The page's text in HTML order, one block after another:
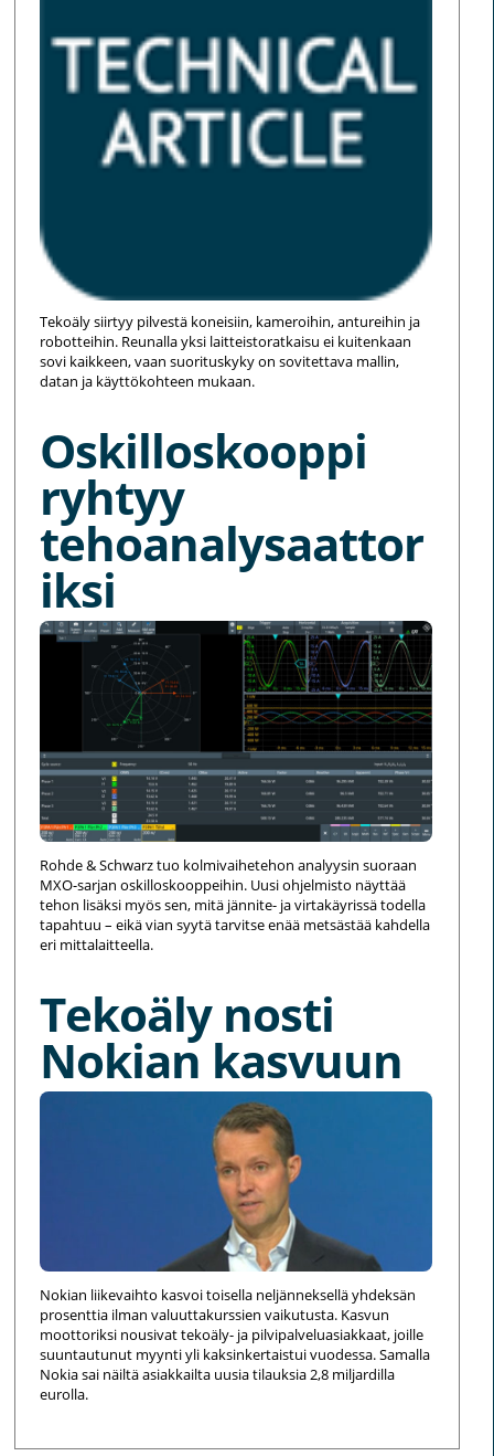
Tekoäly siirtyy pilvestä koneisiin, kameroihin, antureihin ja
robotteihin. Reunalla yksi laitteistoratkaisu ei kuitenkaan
sovi kaikkeen, vaan suorituskyky on sovitettava mallin,
datan ja käyttökohteen mukaan.
Oskilloskooppi
ryhtyy
tehoanalysaattor
iksi
Rohde & Schwarz tuo kolmivaihetehon analyysin suoraan
MXO-sarjan oskilloskooppeihin. Uusi ohjelmisto näyttää
tehon lisäksi myös sen, mitä jännite- ja virtakäyrissä todella
tapahtuu – eikä vian syytä tarvitse enää metsästää kahdella
eri mittalaitteella.
Tekoäly nosti
Nokian kasvuun
Nokian liikevaihto kasvoi toisella neljänneksellä yhdeksän
prosenttia ilman valuuttakurssien vaikutusta. Kasvun
moottoriksi nousivat tekoäly- ja pilvipalveluasiakkaat, joille
suuntautunut myynti yli kaksinkertaistui vuodessa. Samalla
Nokia sai näiltä asiakkailta uusia tilauksia 2,8 miljardilla
eurolla.